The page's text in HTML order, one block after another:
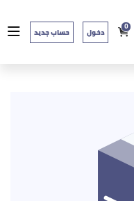
0 دخول حساب جديد